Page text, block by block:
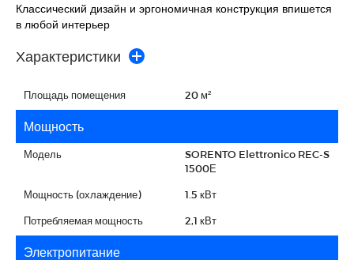
Классический дизайн и эргономичная конструкция впишется
в любой интерьер
Характеристики
Площадь помещения 20 м²
Мощность
Модель
SORENTO Elettronico REC-S
1500Е
Мощность (охлаждение) 1.5 кВт
Потребляемая мощность 2,1 кВт
Электропитание